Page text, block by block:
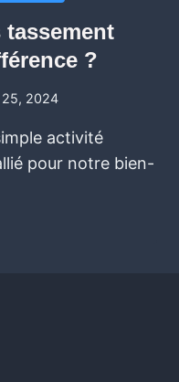
?
2024
activité
pour notre bien-